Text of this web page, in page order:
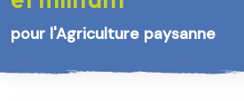
pour l'Agriculture paysanne